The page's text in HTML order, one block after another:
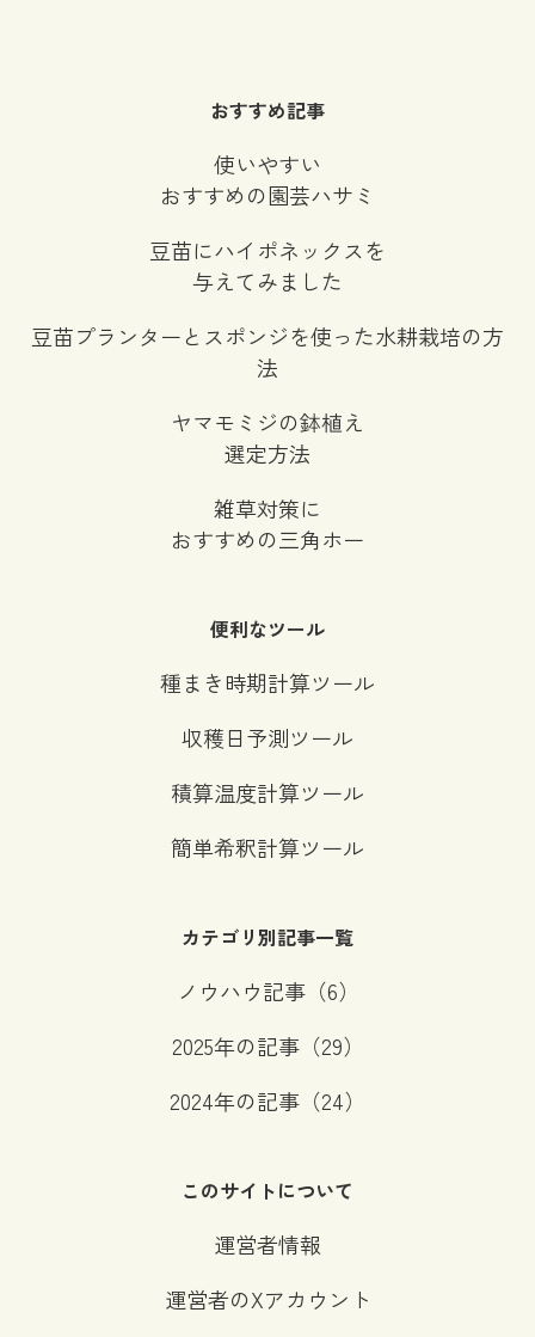
肥料や農薬などを希釈したい時に便利！必要な原液と水の量を
※計算結果は少数点第二位で四捨五入されます。
ml
※半角数字の自然数で入力してください。
おすすめ記事
使いやすい
おすすめの園芸ハサミ
豆苗にハイポネックスを
与えてみました
豆苗プランターとスポンジを使った水耕栽培の方
法
ヤマモミジの鉢植え
選定方法
雑草対策に
おすすめの三角ホー
便利なツール
種まき時期計算ツール
収穫日予測ツール
積算温度計算ツール
簡単希釈計算ツール
カテゴリ別記事一覧
ノウハウ記事（6）
2025年の記事（29）
2024年の記事（24）
このサイトについて
運営者情報
運営者のXアカウント